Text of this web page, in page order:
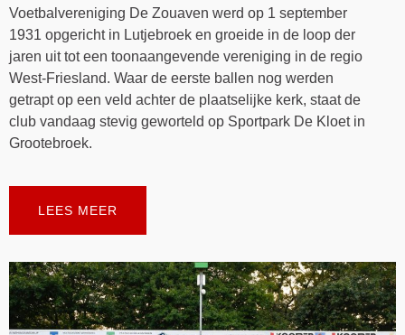
Voetbalvereniging De Zouaven werd op 1 september
1931 opgericht in Lutjebroek en groeide in de loop der
jaren uit tot een toonaangevende vereniging in de regio
West-Friesland. Waar de eerste ballen nog werden
getrapt op een veld achter de plaatselijke kerk, staat de
club vandaag stevig geworteld op Sportpark De Kloet in
Grootebroek.
LEES MEER